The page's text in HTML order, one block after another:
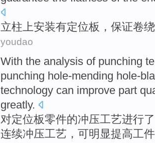
立柱上安装有定位板 ， 保证卷绕
youdao
With the analysis of punching
punching hole-mending hole-
technology can improve part
greatly.
对定位板零件的冲压工艺进行了
连续冲压工艺， 可明显提高工件